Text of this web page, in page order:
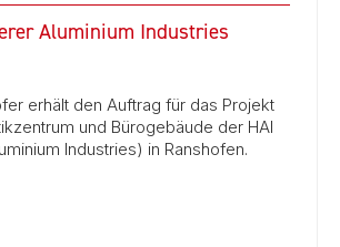
Aluminium Industries
erhält den Auftrag für das Projekt
und Bürogebäude der HAI
Industries) in Ranshofen.